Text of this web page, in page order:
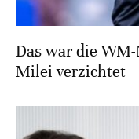
Das war die
Milei verzichtet